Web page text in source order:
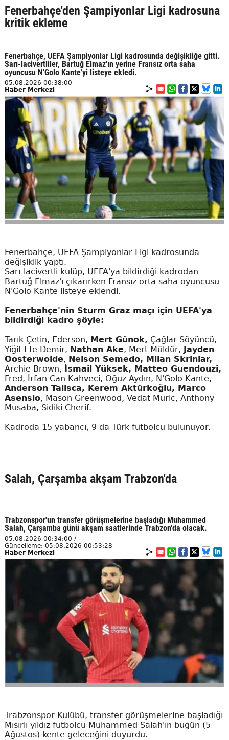
Fenerbahçe'den Şampiyonlar Ligi kadrosuna
kritik ekleme
Fenerbahçe, UEFA Şampiyonlar Ligi kadrosunda değişikliğe gitti.
Sarı-lacivertliler, Bartuğ Elmaz'ın yerine Fransız orta saha
oyuncusu N'Golo Kante'yi listeye ekledi.
05.08.2026 00:38:00
Haber Merkezi
Fenerbahçe, UEFA Şampiyonlar Ligi kadrosunda
değişiklik yaptı.
Sarı-lacivertli kulüp, UEFA'ya bildirdiği kadrodan
Bartuğ Elmaz'ı çıkarırken Fransız orta saha oyuncusu
N'Golo Kante listeye eklendi.
Fenerbahçe'nin Sturm Graz maçı için UEFA'ya
bildirdiği kadro şöyle:
Tarık Çetin, Ederson, Mert Günok, Çağlar Söyüncü,
Yiğit Efe Demir, Nathan Ake, Mert Müldür, Jayden
Oosterwolde, Nelson Semedo, Milan Skriniar,
Archie Brown, İsmail Yüksek, Matteo Guendouzi,
Fred, İrfan Can Kahveci, Oğuz Aydın, N'Golo Kante,
Anderson Talisca, Kerem Aktürkoğlu, Marco
Asensio, Mason Greenwood, Vedat Muric, Anthony
Musaba, Sidiki Cherif.
Kadroda 15 yabancı, 9 da Türk futbolcu bulunuyor.
Salah, Çarşamba akşam Trabzon'da
Trabzonspor'un transfer görüşmelerine başladığı Muhammed
Salah, Çarşamba günü akşam saatlerinde Trabzon'da olacak.
05.08.2026 00:34:00 /
Güncelleme: 05.08.2026 00:53:28
Haber Merkezi
Trabzonspor Kulübü, transfer görüşmelerine başladığı
Mısırlı yıldız futbolcu Muhammed Salah'ın bugün (5
Ağustos) kente geleceğini duyurdu.